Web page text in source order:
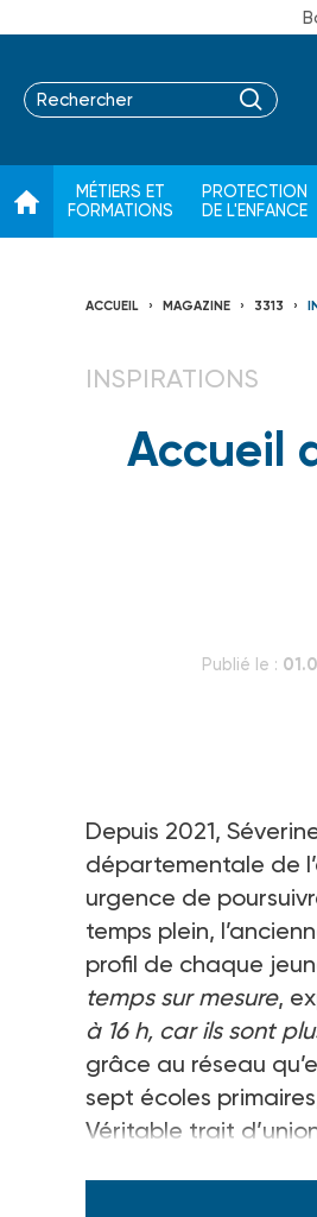
MÉTIERS ET
FORMATIONS
PROTECTION
DE L'ENFANCE
ACCUEIL MAGAZINE 3313
INSPIRATIONS
Accueil
Publié le :
Depuis 2021,
départementale de
urgence de
temps plein,
profil de chaque
temps sur mesure,
à 16 h, car ils sont
grâce au réseau
sept écoles
Véritable trait